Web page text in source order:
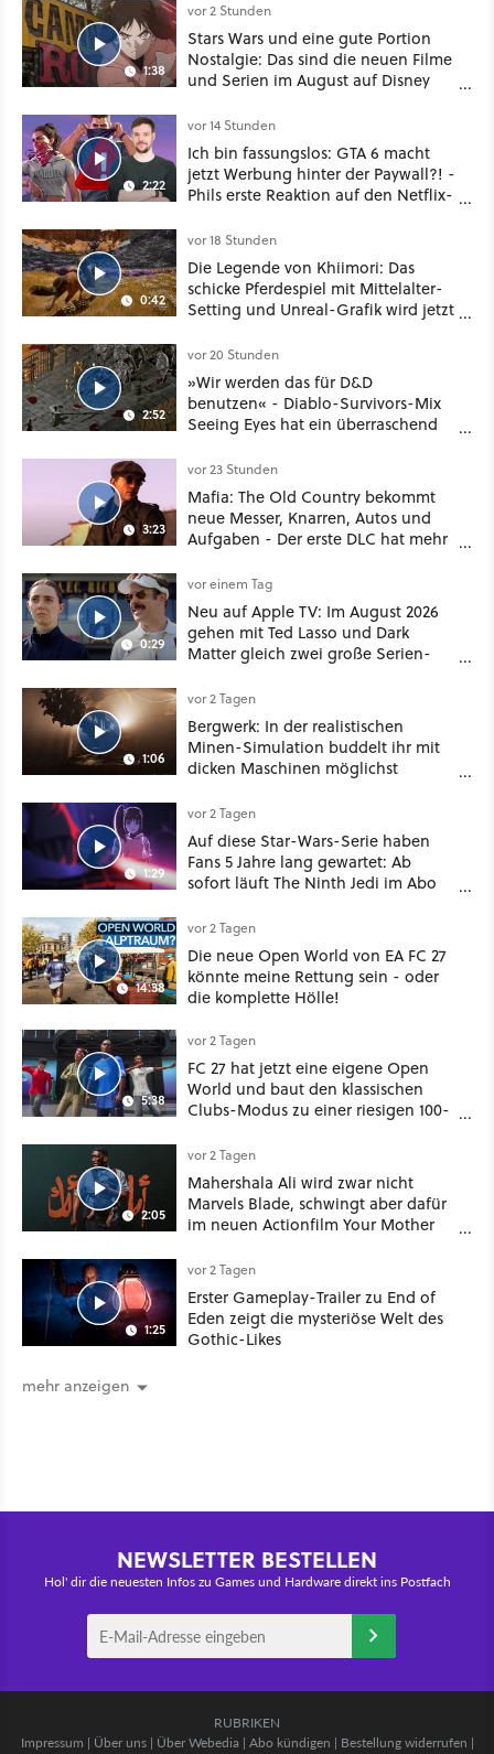
1:38
vor 2 Stunden
Stars Wars und eine gute Portion
Nostalgie: Das sind die neuen Filme
und Serien im August auf Disney
2:22
vor 14 Stunden
Ich bin fassungslos: GTA 6 macht
jetzt Werbung hinter der Paywall?! -
Phils erste Reaktion auf den Netflix-
0:42
vor 18 Stunden
Die Legende von Khiimori: Das
schicke Pferdespiel mit Mittelalter-
Setting und Unreal-Grafik wird jetzt
2:52
vor 20 Stunden
»Wir werden das für D&D
benutzen« - Diablo-Survivors-Mix
Seeing Eyes hat ein überraschend
3:23
vor 23 Stunden
Mafia: The Old Country bekommt
neue Messer, Knarren, Autos und
Aufgaben - Der erste DLC hat mehr
0:29
vor einem Tag
Neu auf Apple TV: Im August 2026
gehen mit Ted Lasso und Dark
Matter gleich zwei große Serien-
1:06
vor 2 Tagen
Bergwerk: In der realistischen
Minen-Simulation buddelt ihr mit
dicken Maschinen möglichst
1:29
vor 2 Tagen
Auf diese Star-Wars-Serie haben
Fans 5 Jahre lang gewartet: Ab
sofort läuft The Ninth Jedi im Abo
14:38
vor 2 Tagen
Die neue Open World von EA FC 27
könnte meine Rettung sein - oder
die komplette Hölle!
5:38
vor 2 Tagen
FC 27 hat jetzt eine eigene Open
World und baut den klassischen
Clubs-Modus zu einer riesigen 100-
2:05
vor 2 Tagen
Mahershala Ali wird zwar nicht
Marvels Blade, schwingt aber dafür
im neuen Actionfilm Your Mother
Schwert
1:25
vor 2 Tagen
Erster Gameplay-Trailer zu End of
Eden zeigt die mysteriöse Welt des
Gothic-Likes
mehr anzeigen
NEWSLETTER BESTELLEN
Hol' dir die neuesten Infos zu Games und Hardware direkt ins Postfach
RUBRIKEN
Impressum | Über uns| Über Webedia | Abo kündigen | Bestellung widerrufen |